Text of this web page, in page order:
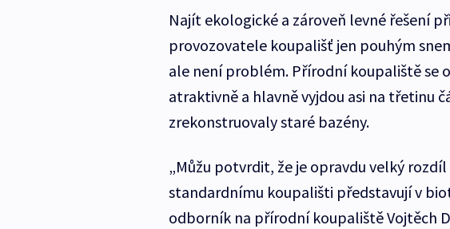
Najít ekologické a zároveň levné řešení
provozovatele koupališť jen pouhým
ale není problém. Přírodní koupaliště se
atraktivně a hlavně vyjdou asi na třetinu
zrekonstruovaly staré bazény.
„Můžu potvrdit, že je opravdu velký
standardnímu koupališti představují v
odborník na přírodní koupaliště Vojtěch